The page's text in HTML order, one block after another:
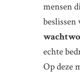
mensen
beslissen
echte
Op deze